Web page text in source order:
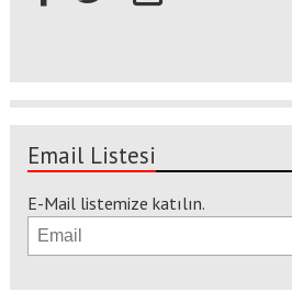
Email Listesi
E-Mail listemize katılın.